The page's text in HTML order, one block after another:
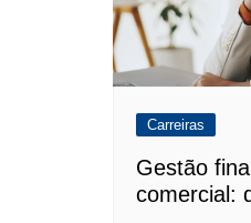
Carreiras
Gestão
comercial: